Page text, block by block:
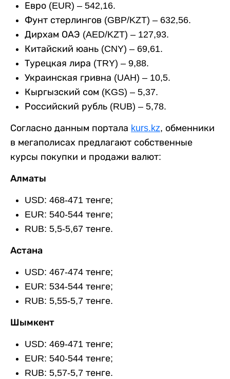
Евро (EUR) – 542,16.
Фунт стерлингов (GBP/KZT) – 632,56.
Дирхам ОАЭ (AED/KZT) – 127,93.
Китайский юань (CNY) – 69,61.
Турецкая лира (TRY) – 9,88.
Украинская гривна (UAH) – 10,5.
Кыргызский сом (KGS) – 5,37.
Российский рубль (RUB) – 5,78.
Согласно данным портала kurs.kz, обменники
в мегаполисах предлагают собственные
курсы покупки и продажи валют:
Алматы
USD: 468-471 тенге;
EUR: 540-544 тенге;
RUB: 5,5-5,67 тенге.
Астана
USD: 467-474 тенге;
EUR: 534-544 тенге;
RUB: 5,55-5,7 тенге.
Шымкент
USD: 469-471 тенге;
EUR: 540-544 тенге;
RUB: 5,57-5,7 тенге.